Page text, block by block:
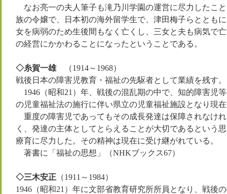
なお亮一の夫人筆子も滝乃川学園の運営に尽力したこ
族の令嬢で、日本初の海外留学生で、津田梅子らととも
女を病弱のため生後間もなく亡くし、三女と夫も病気で
の経営にかかわることになったということである。
◇糸賀一雄（1914～1968）
戦後日本の障害児教育・福祉の先駆者として業績を残す。
1946（昭和21）年、戦後の混乱期の中で、知的障害児
の児童福祉法の施行に伴い県立の児童福祉施設となり現
重度の障害児であってもその成長発達は保障されなけ
く、発達の主体としてとらえることが大切であるという
療育に尽力した。その精神は現在に受け継がれている。
著書に「福祉の思想」（NHKブックス67）
◇三木安正 （1911～1984）
1946（昭和21）年に文部省教育研究所所員となり、戦後